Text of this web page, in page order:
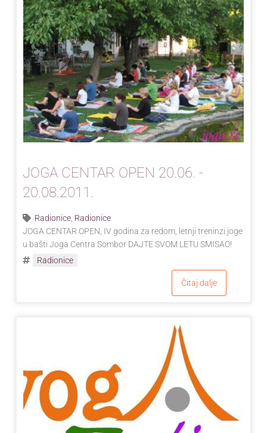
JOGA CENTAR OPEN 20.06. -
20.08.2011.
Radionice Radionice
JOGA CENTAR OPEN, IV godina za redom, letnji treninzi joge
u bašti Joga Centra Sombor DAJTE SVOM LETU SMISAO!
Radionice
Čitaj dalje